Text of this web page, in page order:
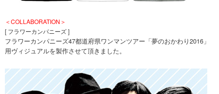
＜COLLABORATION＞
[ フラワーカンパニーズ ]
フラワーカンパニーズ47都道府県ワンマンツアー「夢のおかわり2016」
用ヴィジュアルを製作させて頂きました。